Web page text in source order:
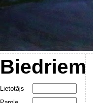
Biedriem
Lietotājs